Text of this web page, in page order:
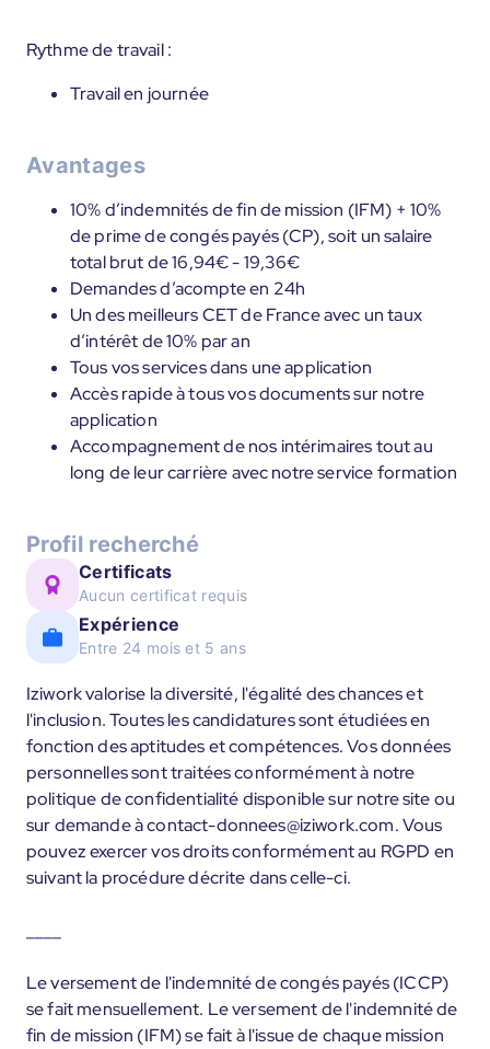
Rythme de travail :
Travail en journée
Avantages
10% d’indemnités de fin de mission (IFM) + 10%
de prime de congés payés (CP), soit un salaire
total brut de 16,94€ - 19,36€
Demandes d’acompte en 24h
Un des meilleurs CET de France avec un taux
d’intérêt de 10% par an
Tous vos services dans une application
Accès rapide à tous vos documents sur notre
application
Accompagnement de nos intérimaires tout au
long de leur carrière avec notre service formation
Profil recherché
Certificats
Aucun certificat requis
Expérience
Entre 24 mois et 5 ans
Iziwork valorise la diversité, l'égalité des chances et
l'inclusion. Toutes les candidatures sont étudiées en
fonction des aptitudes et compétences. Vos données
personnelles sont traitées conformément à notre
politique de confidentialité disponible sur notre site ou
sur demande à contact-donnees@iziwork.com. Vous
pouvez exercer vos droits conformément au RGPD en
suivant la procédure décrite dans celle-ci.
Le versement de l'indemnité de congés payés (ICCP)
se fait mensuellement. Le versement de l'indemnité de
fin de mission (IFM) se fait à l'issue de chaque mission